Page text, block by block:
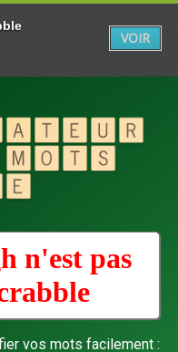
n'est pas
vos mots facilement :
VOIR